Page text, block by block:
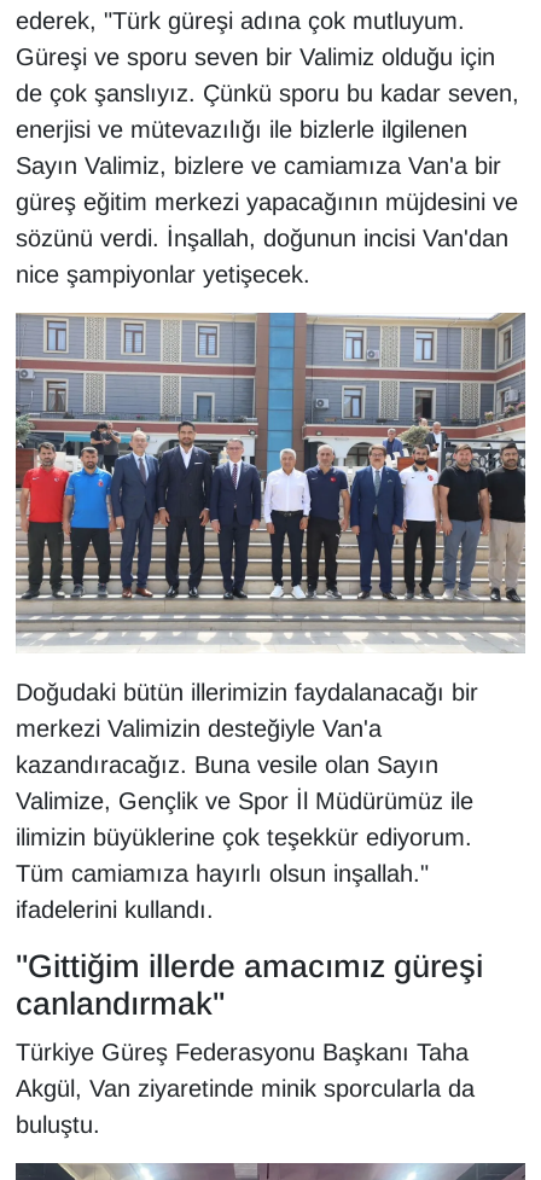
ederek, "Türk güreşi adına çok mutluyum.
Güreşi ve sporu seven bir Valimiz olduğu için
de çok şanslıyız. Çünkü sporu bu kadar seven,
enerjisi ve mütevazılığı ile bizlerle ilgilenen
Sayın Valimiz, bizlere ve camiamıza Van'a bir
güreş eğitim merkezi yapacağının müjdesini ve
sözünü verdi. İnşallah, doğunun incisi Van'dan
nice şampiyonlar yetişecek.
Doğudaki bütün illerimizin faydalanacağı bir
merkezi Valimizin desteğiyle Van'a
kazandıracağız. Buna vesile olan Sayın
Valimize, Gençlik ve Spor İl Müdürümüz ile
ilimizin büyüklerine çok teşekkür ediyorum.
Tüm camiamıza hayırlı olsun inşallah."
ifadelerini kullandı.
"Gittiğim illerde amacımız güreşi
canlandırmak"
Türkiye Güreş Federasyonu Başkanı Taha
Akgül, Van ziyaretinde minik sporcularla da
buluştu.
Kültür & Sanat
KURDÎ
MAGAZİN
MEDYA
ONE EKONOMİ
POLİTİKA
Resmi İlanlar
RÖPORTAJ
SAĞLIK
Seri İlan
Sinema - TV
SİYASET
TEBRİK
TEKNOLOJİ
Turizm
Vasıta